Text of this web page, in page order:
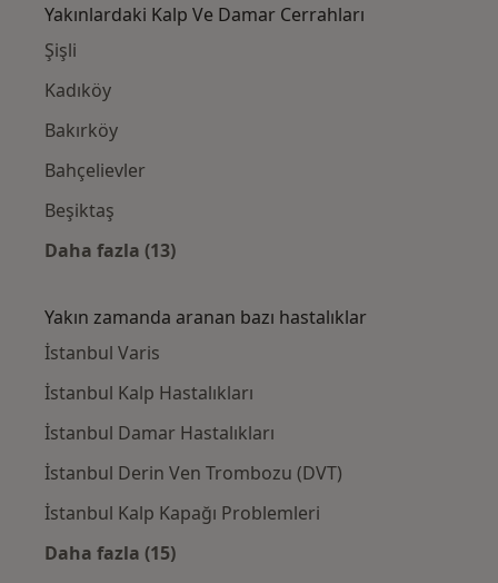
Yakınlardaki Kalp Ve Damar Cerrahları
Şişli
Kadıköy
Bakırköy
Bahçelievler
Beşiktaş
Daha fazla (13)
Yakın zamanda aranan bazı hastalıklar
İstanbul Varis
İstanbul Kalp Hastalıkları
İstanbul Damar Hastalıkları
İstanbul Derin Ven Trombozu (DVT)
İstanbul Kalp Kapağı Problemleri
Daha fazla (15)